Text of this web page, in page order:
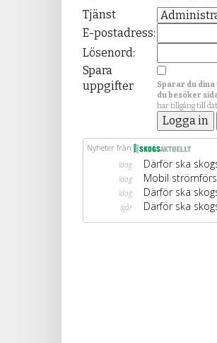
Tjänst
E-postadress:
Lösenord:
Spara
uppgifter
Sparar du
du besöker
har tillgång till